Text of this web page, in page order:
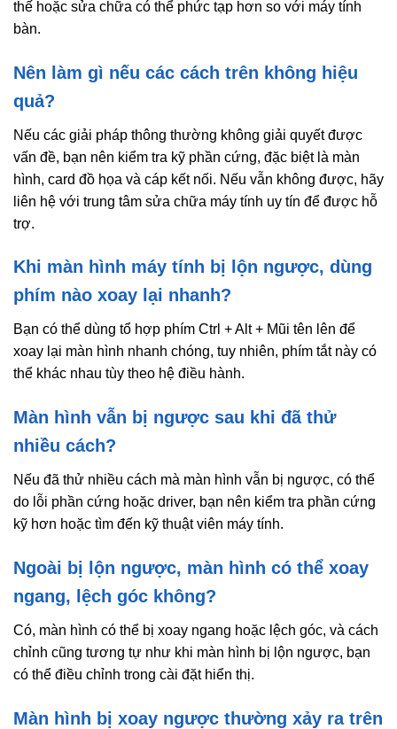
thế hoặc sửa chữa có thể phức tạp hơn so với máy tính
bàn.
Nên làm gì nếu các cách trên không hiệu
quả?
Nếu các giải pháp thông thường không giải quyết được
vấn đề, bạn nên kiểm tra kỹ phần cứng, đặc biệt là màn
hình, card đồ họa và cáp kết nối. Nếu vẫn không được, hãy
liên hệ với trung tâm sửa chữa máy tính uy tín để được hỗ
trợ.
Khi màn hình máy tính bị lộn ngược, dùng
phím nào xoay lại nhanh?
Bạn có thể dùng tổ hợp phím Ctrl + Alt + Mũi tên lên để
xoay lại màn hình nhanh chóng, tuy nhiên, phím tắt này có
thể khác nhau tùy theo hệ điều hành.
Màn hình vẫn bị ngược sau khi đã thử
nhiều cách?
Nếu đã thử nhiều cách mà màn hình vẫn bị ngược, có thể
do lỗi phần cứng hoặc driver, bạn nên kiểm tra phần cứng
kỹ hơn hoặc tìm đến kỹ thuật viên máy tính.
Ngoài bị lộn ngược, màn hình có thể xoay
ngang, lệch góc không?
Có, màn hình có thể bị xoay ngang hoặc lệch góc, và cách
chỉnh cũng tương tự như khi màn hình bị lộn ngược, bạn
có thể điều chỉnh trong cài đặt hiển thị.
Màn hình bị xoay ngược thường xảy ra trên